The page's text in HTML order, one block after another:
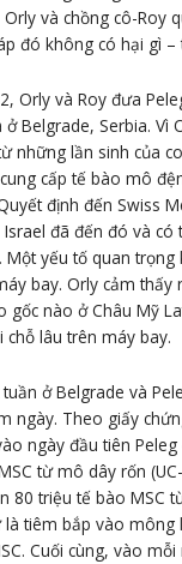
và chồng cô-Roy
đó không có hại gì –
Orly và Roy đưa
ở Belgrade, Serbia. Vì
những lần sinh của
cấp tế bào mô
định đến Swiss
đã đến đó và có
yếu tố quan trọng
bay. Orly cảm
gốc nào ở Châu Mỹ
lâu trên máy bay.
ở Belgrade và
ngày. Theo giấy
ngày đầu tiên
từ mô dây rốn
80 triệu tế bào MSC
tiêm bắp vào mông
Cuối cùng, vào